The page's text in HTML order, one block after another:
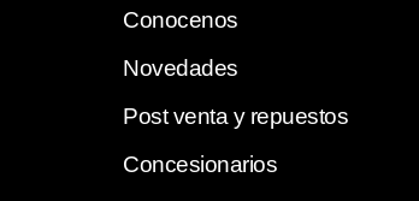
Conocenos
Novedades
Post venta y repuestos
Concesionarios